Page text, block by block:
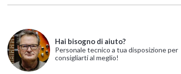
Hai bisogno di aiuto?
Personale tecnico a tua disposizione per
consigliarti al meglio!